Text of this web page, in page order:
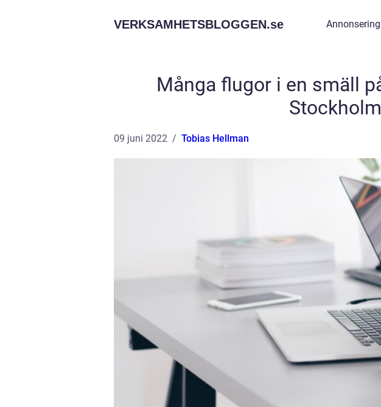
VERKSAMHETSBLOGGEN.se Annonsering
Många flugor i en smäll
Stockholm
09 juni 2022 Tobias Hellman